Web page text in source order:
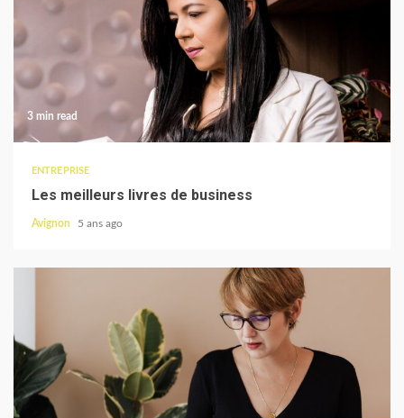
3 min read
ENTREPRISE
Les meilleurs livres de business
Avignon 5 ans ago